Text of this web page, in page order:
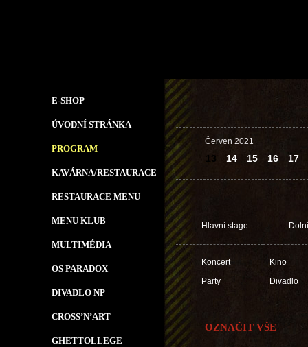
E-SHOP
ÚVODNÍ STRÁNKA
PROGRAM
KAVÁRNA/RESTAURACE
RESTAURACE MENU
MENU KLUB
MULTIMÉDIA
OS PARADOX
DIVADLO NP
CROSS’N’ART
GHETTOLLEGE
Červen 2021
13 14 15 16 17
Hlavní stage
Koncert
Party
Kino
Divadlo
OZNAČIT VŠE